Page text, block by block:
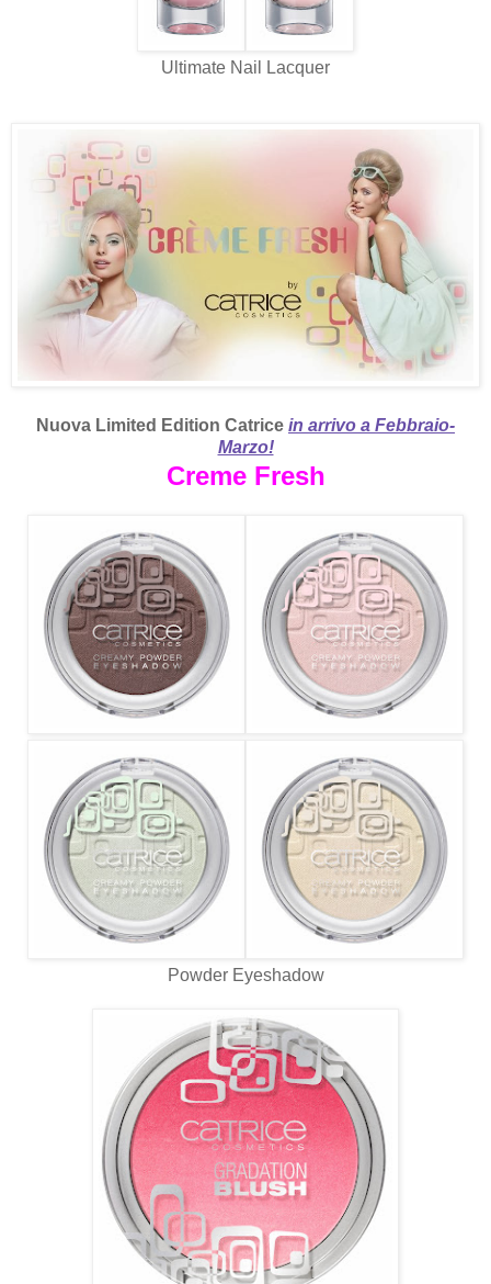
Ultimate Nail Lacquer
Nuova Limited Edition Catrice in arrivo a Febbraio-
Marzo!
Creme Fresh
Powder Eyeshadow